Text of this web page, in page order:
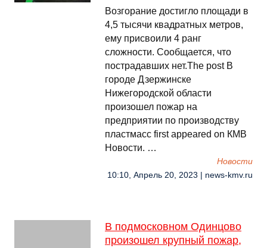
Возгорание достигло площади в
4,5 тысячи квадратных метров,
ему присвоили 4 ранг
сложности. Сообщается, что
пострадавших нет.The post В
городе Дзержинске
Нижегородской области
произошел пожар на
предприятии по производству
пластмасс first appeared on КМВ
Новости. …
Новости
10:10, Апрель 20, 2023 | news-kmv.ru
В подмосковном Одинцово
произошел крупный пожар,